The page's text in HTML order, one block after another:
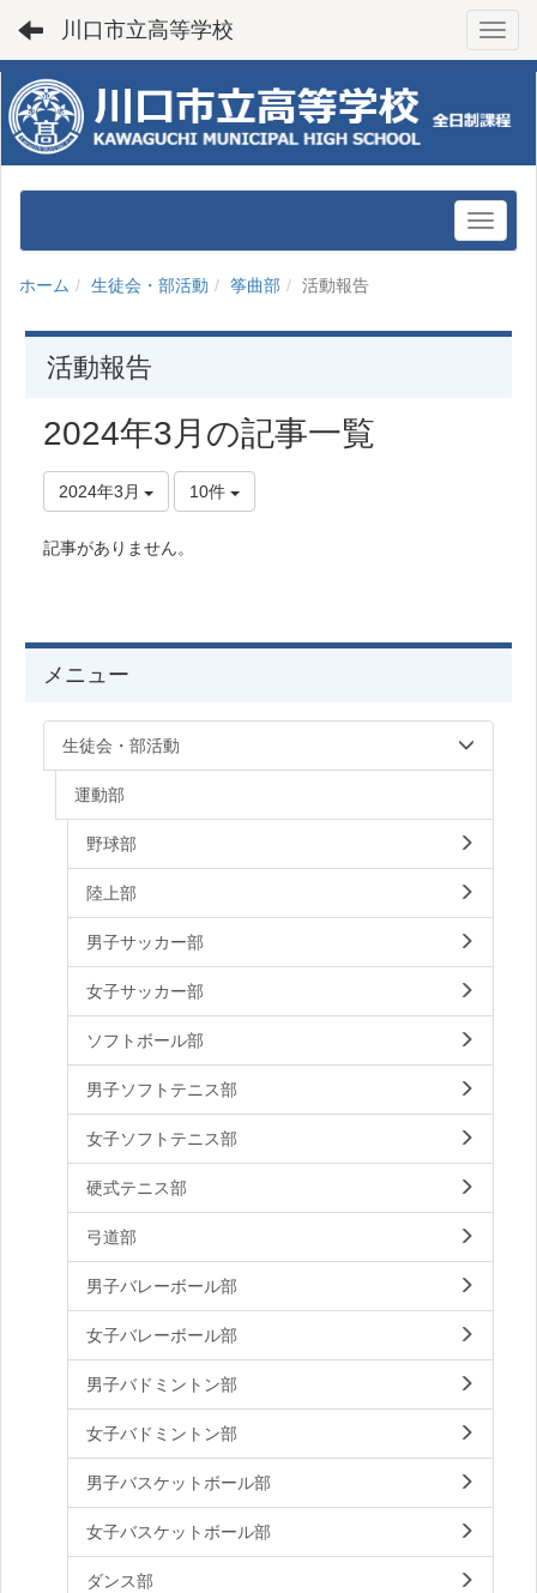
川口市立高等学校
ホーム 生徒会・部活動 筝曲部 活動報告
活動報告
2024年3月の記事一覧
2024年3月 10件
記事がありません。
メニュー
生徒会・部活動
運動部
野球部
陸上部
男子サッカー部
女子サッカー部
ソフトボール部
男子ソフトテニス部
女子ソフトテニス部
硬式テニス部
弓道部
男子バレーボール部
女子バレーボール部
男子バドミントン部
女子バドミントン部
男子バスケットボール部
女子バスケットボール部
ダンス部